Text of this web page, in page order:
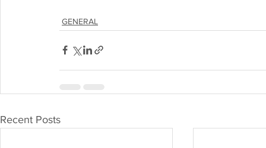
GENERAL
Recent Posts